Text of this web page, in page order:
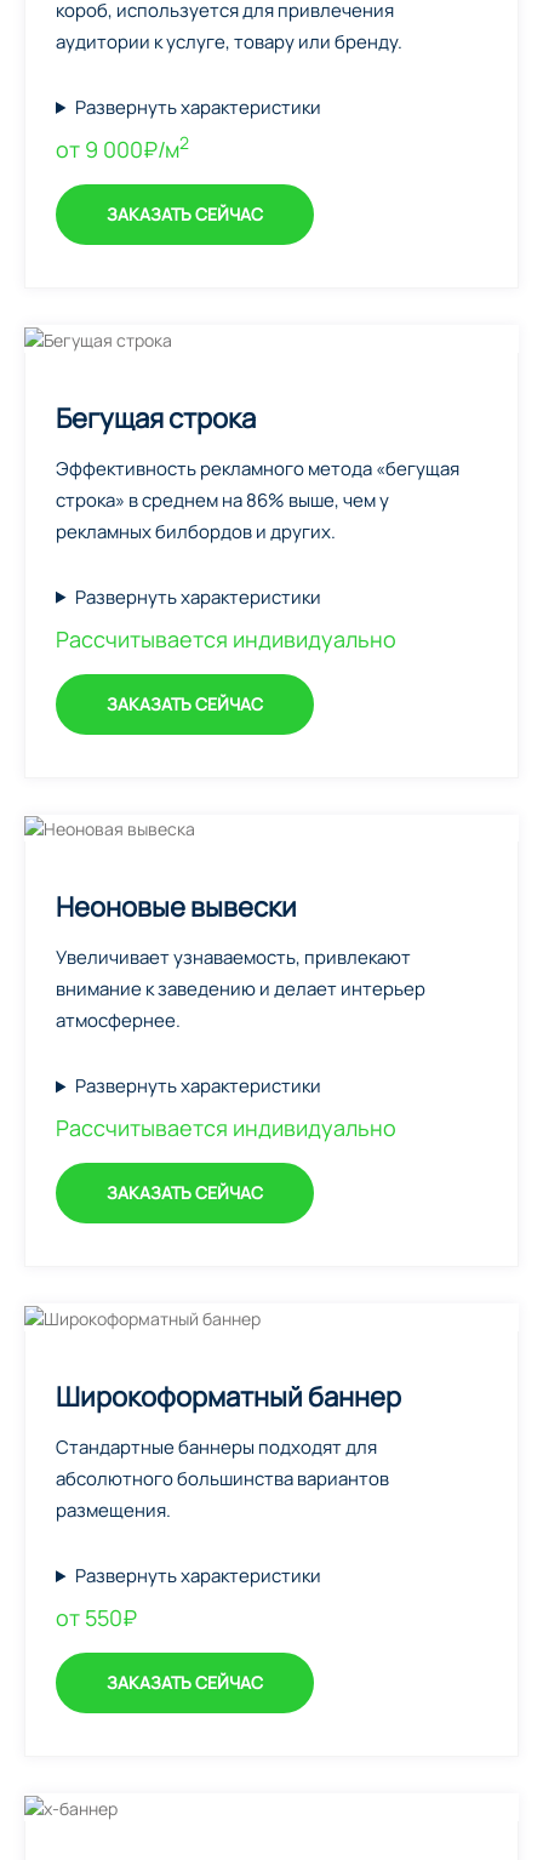
короб, используется для привлечения
аудитории к услуге, товару или бренду.
Развернуть характеристики
от 9 000₽/м2
ЗАКАЗАТЬ СЕЙЧАС
Бегущая строка
Эффективность рекламного метода «бегущая
строка» в среднем на 86% выше, чем у
рекламных билбордов и других.
Развернуть характеристики
Рассчитывается индивидуально
ЗАКАЗАТЬ СЕЙЧАС
Неоновые вывески
Увеличивает узнаваемость, привлекают
внимание к заведению и делает интерьер
атмосфернее.
Развернуть характеристики
Рассчитывается индивидуально
ЗАКАЗАТЬ СЕЙЧАС
Широкоформатный баннер
Стандартные баннеры подходят для
абсолютного большинства вариантов
размещения.
Развернуть характеристики
от 550₽
ЗАКАЗАТЬ СЕЙЧАС